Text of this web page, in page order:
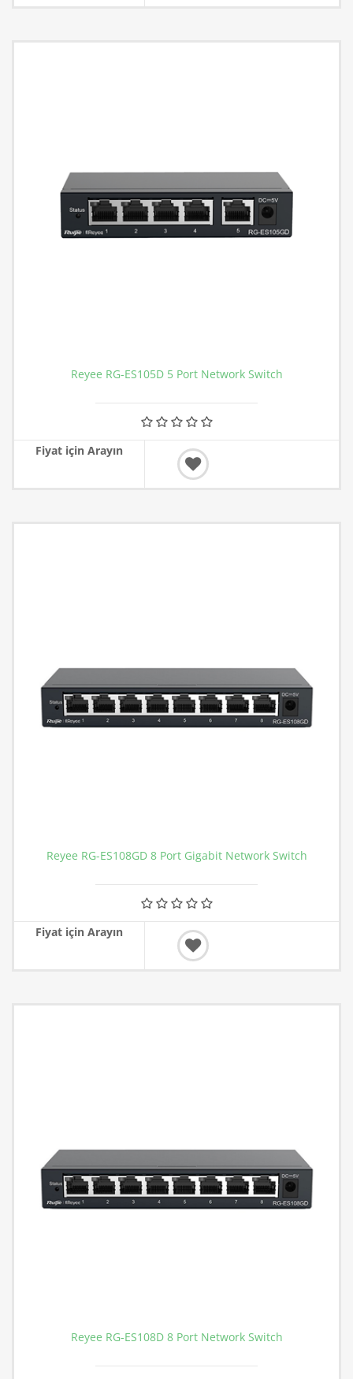
Reyee RG-ES105D 5 Port Network Switch
Fiyat için Arayın
Reyee RG-ES108GD 8 Port Gigabit Network Switch
Fiyat için Arayın
Reyee RG-ES108D 8 Port Network Switch